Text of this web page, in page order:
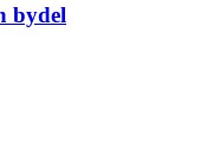
bydel